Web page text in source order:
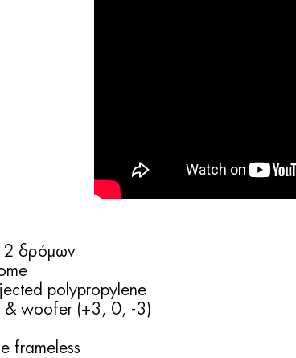
2 δρόμων
polypropylene
& woofer (+3, 0, -3)
frameless